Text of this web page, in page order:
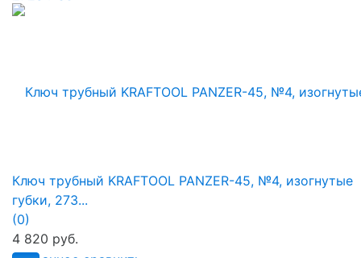
Ключ трубный KRAFTOOL PANZER-45, №4, изогнутые
губки, 273...
(0)
4 820 руб.